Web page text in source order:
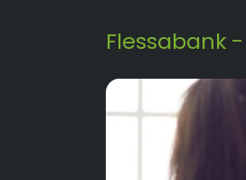
Flessabank